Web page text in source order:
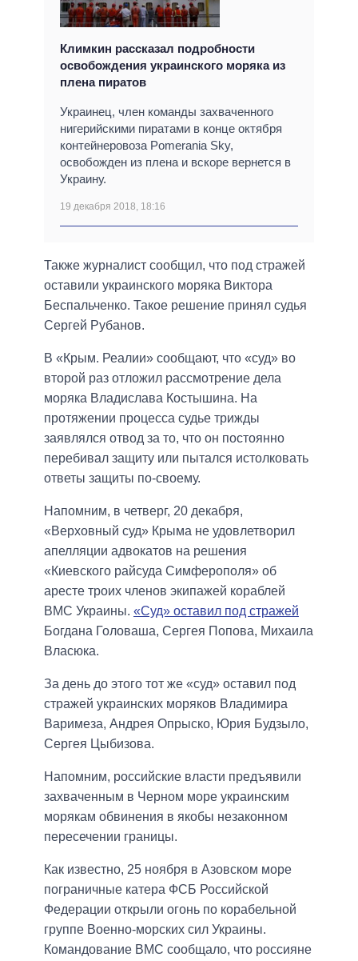
Климкин рассказал подробности
освобождения украинского моряка из
плена пиратов
Украинец, член команды захваченного
нигерийскими пиратами в конце октября
контейнеровоза Pomerania Sky,
освобожден из плена и вскоре вернется в
Украину.
19 декабря 2018, 18:16
Также журналист сообщил, что под стражей
оставили украинского моряка Виктора
Беспальченко. Такое решение принял судья
Сергей Рубанов.
В «Крым. Реалии» сообщают, что «суд» во
второй раз отложил рассмотрение дела
моряка Владислава Костышина. На
протяжении процесса судье трижды
заявлялся отвод за то, что он постоянно
перебивал защиту или пытался истолковать
ответы защиты по-своему.
Напомним, в четверг, 20 декабря,
«Верховный суд» Крыма не удовлетворил
апелляции адвокатов на решения
«Киевского райсуда Симферополя» об
аресте троих членов экипажей кораблей
ВМС Украины. «Суд» оставил под стражей
Богдана Головаша, Сергея Попова, Михаила
Власюка.
За день до этого тот же «суд» оставил под
стражей украинских моряков Владимира
Варимеза, Андрея Опрыско, Юрия Будзыло,
Сергея Цыбизова.
Напомним, российские власти предъявили
захваченным в Черном море украинским
морякам обвинения в якобы незаконном
пересечении границы.
Как известно, 25 ноября в Азовском море
пограничные катера ФСБ Российской
Федерации открыли огонь по корабельной
группе Военно-морских сил Украины.
Командование ВМС сообщало, что россияне